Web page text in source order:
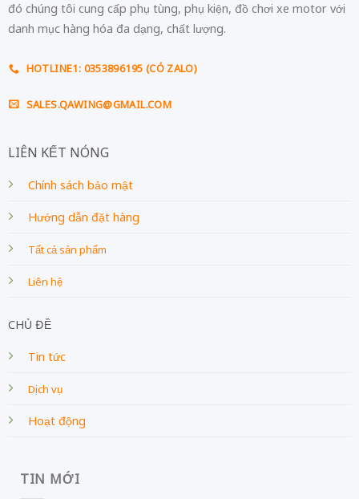
đó chúng tôi cung cấp phụ tùng, phụ kiện, đồ chơi xe motor với
danh mục hàng hóa đa dạng, chất lượng.
HOTLINE1: 0353896195 (CÓ ZALO)
SALES.QAWING@GMAIL.COM
LIÊN KẾT NÓNG
Chính sách bảo mật
Hướng dẫn đặt hàng
Tất cả sản phẩm
Liên hệ
CHỦ ĐỀ
Tin tức
Dịch vụ
Hoạt động
TIN MỚI